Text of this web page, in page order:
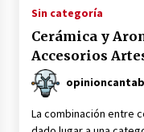
2
Sin categoría
Cerámica y
Accesorios
La combinación entre